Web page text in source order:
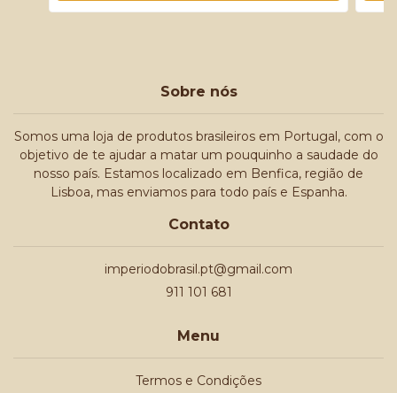
Sobre nós
Somos uma loja de produtos brasileiros em Portugal, com o
objetivo de te ajudar a matar um pouquinho a saudade do
nosso país. Estamos localizado em Benfica, região de
Lisboa, mas enviamos para todo país e Espanha.
Contato
imperiodobrasil.pt@gmail.com
911 101 681
Menu
Termos e Condições